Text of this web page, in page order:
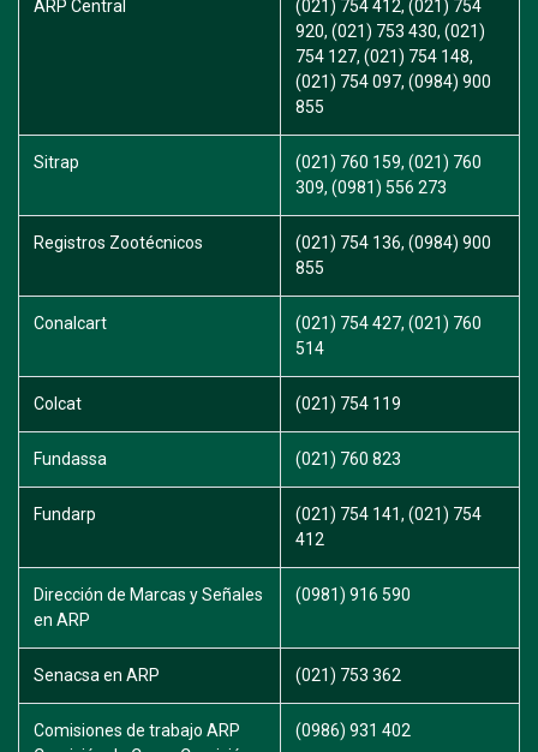
ARP Central
(021) 754 412, (021) 754
920, (021) 753 430, (021)
754 127, (021) 754 148,
(021) 754 097, (0984) 900
855
Sitrap
(021) 760 159, (021) 760
309, (0981) 556 273
Registros Zootécnicos
(021) 754 136, (0984) 900
855
Conalcart
(021) 754 427, (021) 760
514
Colcat (021) 754 119
Fundassa (021) 760 823
Fundarp
(021) 754 141, (021) 754
412
Dirección de Marcas y Señales
en ARP
(0981) 916 590
Senacsa en ARP (021) 753 362
Comisiones de trabajo ARP
(0986) 931 402